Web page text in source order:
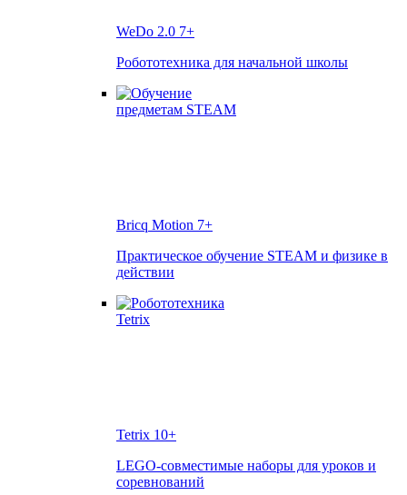
WeDo 2.0 7+
Робототехника для начальной школы
Bricq Motion 7+
Практическое обучение STEAM и физике в
действии
Tetrix 10+
LEGO-совместимые наборы для уроков и
соревнований